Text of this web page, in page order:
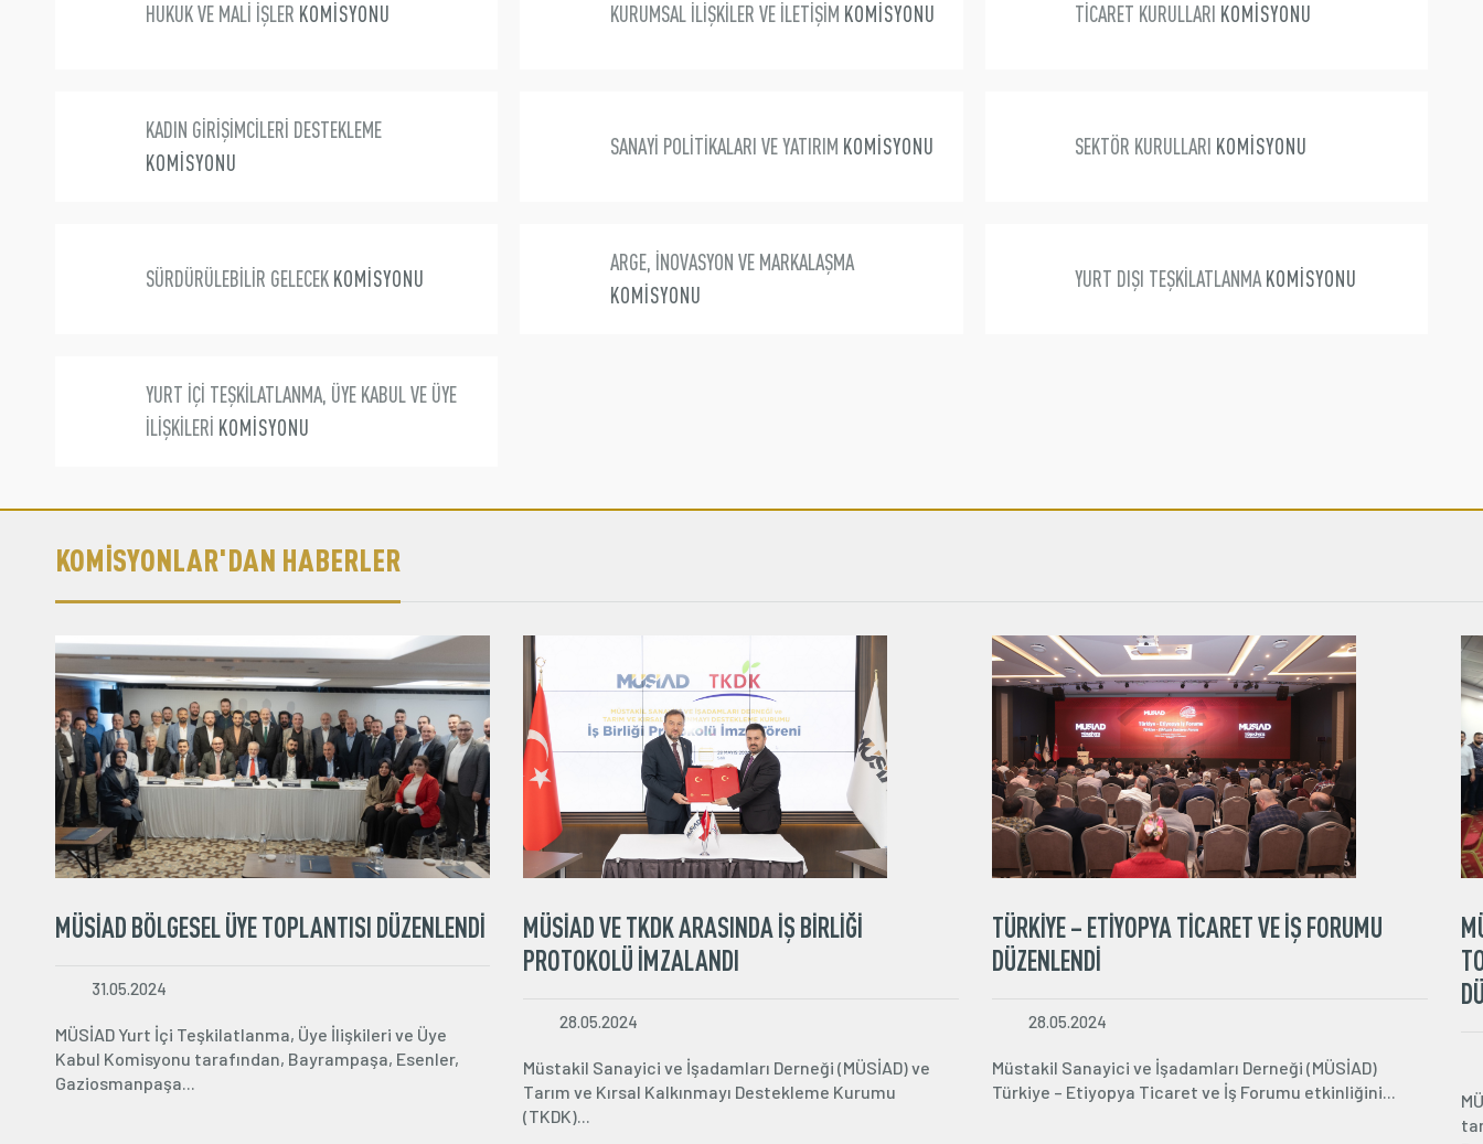
HUKUK VE MALİ İŞLER KOMİSYONU KURUMSAL İLİŞKİLER VE İLETİŞİM KOMİSYONU TİCARET KURULLARI KOMİSYONU
KADIN GİRİŞİMCİLERİ DESTEKLEME
KOMİSYONU
SANAYİ POLİTİKALARI VE YATIRIM KOMİSYONU SEKTÖR KURULLARI KOMİSYONU
SÜRDÜRÜLEBİLİR GELECEK KOMİSYONU
ARGE, İNOVASYON VE MARKALAŞMA
KOMİSYONU
YURT DIŞI TEŞKİLATLANMA KOMİSYONU
YURT İÇİ TEŞKİLATLANMA, ÜYE KABUL VE ÜYE
İLİŞKİLERİ KOMİSYONU
KOMİSYONLAR'DAN HABERLER
MÜSİAD TİCARET OFİSİ BURSA'DA 3T
DÜZENLEDİ
24.05.2024
MÜSİAD Ticaret Ofisi (MTO) 1. Bölge Bursa 3T (tanı-
MÜSİAD ABD’DE TÜRKİYE-ABD İŞ FORUMU
DÜZENLEDİ
24.05.2024
Müstakil Sanayici ve İşadamları Derneği (MÜSİAD), 18
Mayıs-25 Mayıs tarihleri arasında Amerika Birleşik
Devletleri’nin......
MÜSİAD TÜRKİYE’NİN GÜCÜ ÖDÜLLERİ
SAHİPLERİNİ BULDU
10.05.2024
Müstakil Sanayici ve İşadamları Derneği’nin (MÜSİAD)
34’üncü yılı kapsamında düzenlediği...